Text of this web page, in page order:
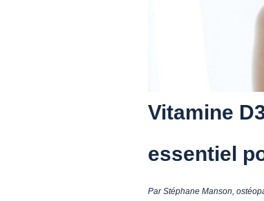
Vitamine
essentiel
Par Stéphane Manson,